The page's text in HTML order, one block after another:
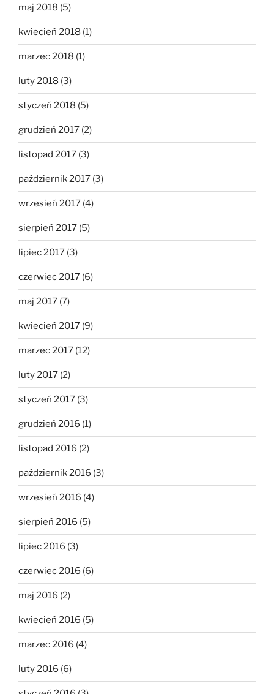
maj 2018 (5)
kwiecień 2018 (1)
marzec 2018 (1)
luty 2018 (3)
styczeń 2018 (5)
grudzień 2017 (2)
listopad 2017 (3)
październik 2017 (3)
wrzesień 2017 (4)
sierpień 2017 (5)
lipiec 2017 (3)
czerwiec 2017 (6)
maj 2017 (7)
kwiecień 2017 (9)
marzec 2017 (12)
luty 2017 (2)
styczeń 2017 (3)
grudzień 2016 (1)
listopad 2016 (2)
październik 2016 (3)
wrzesień 2016 (4)
sierpień 2016 (5)
lipiec 2016 (3)
czerwiec 2016 (6)
maj 2016 (2)
kwiecień 2016 (5)
marzec 2016 (4)
luty 2016 (6)